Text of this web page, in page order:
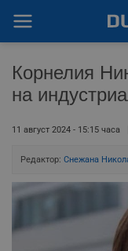
Корнелия
на
11 август 2024 - 15:15 часа
Редактор: Снежана